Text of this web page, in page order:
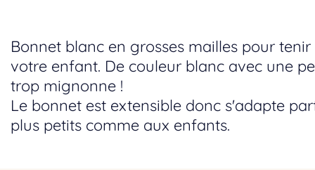
Bonnet blanc en grosses mailles pour
votre enfant. De couleur blanc avec une
trop mignonne !
Le bonnet est extensible donc s'adapte
plus petits comme aux enfants.